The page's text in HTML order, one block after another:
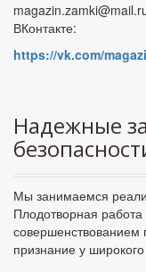
ВКонтакте:
https://vk.com/
Надежные
Мы занимаемся
Плодотворная
совершенствованием
признание у